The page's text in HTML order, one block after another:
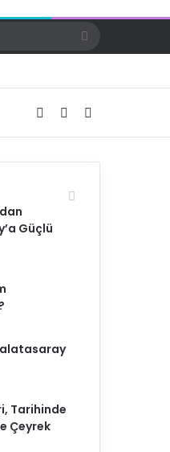
...
YouTube
Güçlü
Tarihinde
Çeyrek